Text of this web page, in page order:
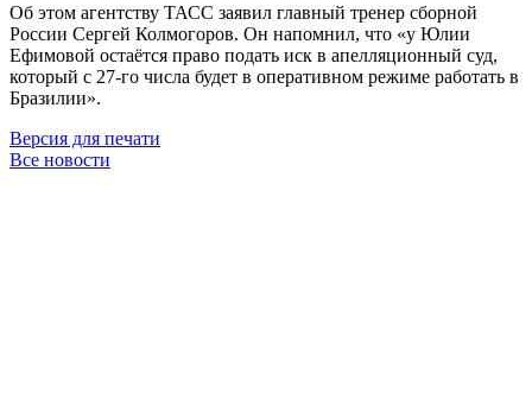
Об этом агентству ТАСС заявил главный тренер сборной
России Сергей Колмогоров. Он напомнил, что «у Юлии
Ефимовой остаётся право подать иск в апелляционный суд,
который с 27-го числа будет в оперативном режиме работать в
Бразилии».
Версия для печати
Все новости